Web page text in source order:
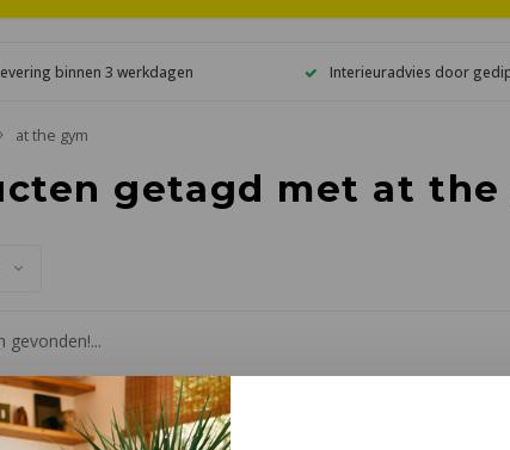
binnen 3 werkdagen Interieuradvies door
at the gym
getagd met at the
gevonden!...